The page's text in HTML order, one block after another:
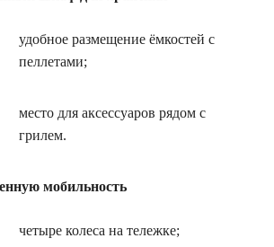
удобное размещение ёмкостей с
пеллетами;
место для аксессуаров рядом с
грилем.
мобильность
четыре колеса на тележке;